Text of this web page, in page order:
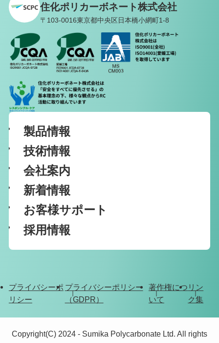
住化ポリカーボネート株式会社
〒103-0016東京都中央区日本橋小網町1-8
製品情報
技術情報
会社案内
新着情報
お客様サポート
採用情報
プライバシーポ
リシー
プライバシーポリシー
（GDPR）
著作権につ
いて
リン
ク集
Copyright(C) 2024 - Sumika Polycarbonate Ltd. All rights